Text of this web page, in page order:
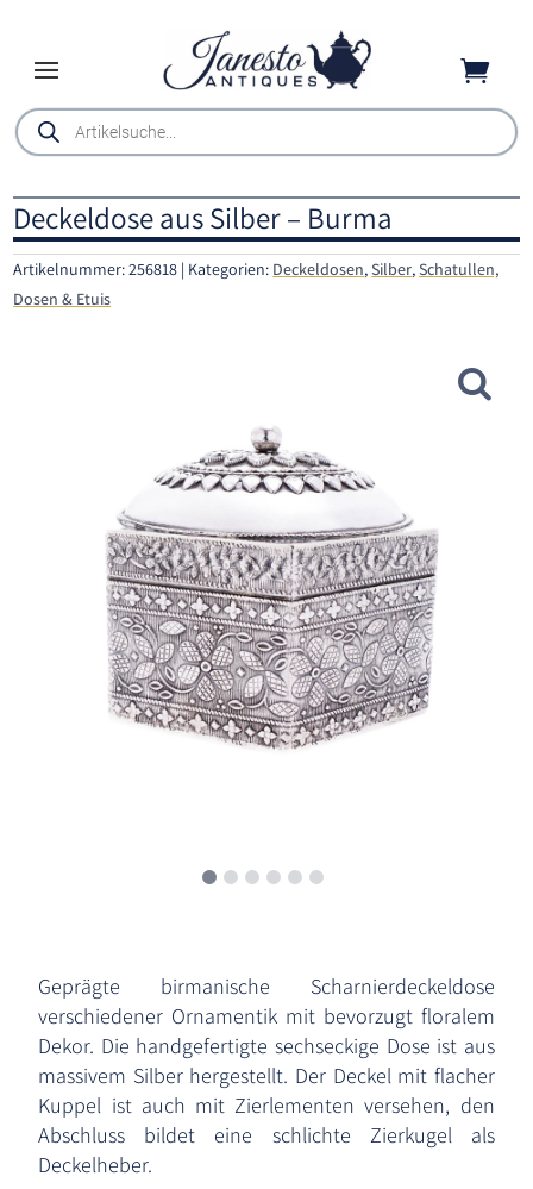

Products
search
Deckeldose aus Silber – Burma
Artikelnummer:256818 Kategorien: Deckeldosen,Silber,Schatullen,
Dosen & Etuis
Geprägte birmanische Scharnierdeckeldose
verschiedener Ornamentik mit bevorzugt floralem
Dekor. Die handgefertigte sechseckige Dose ist aus
massivem Silber hergestellt. Der Deckel mit flacher
Kuppel ist auch mit Zierlementen versehen, den
Abschluss bildet eine schlichte Zierkugel als
Deckelheber.